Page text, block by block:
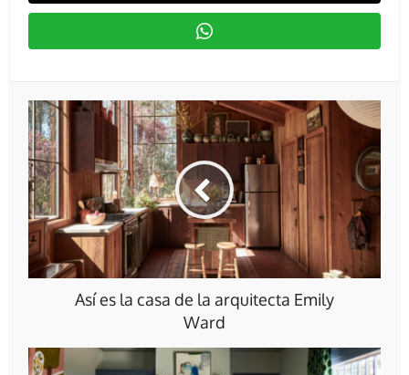
Así es la casa de la arquitecta Emily
Ward